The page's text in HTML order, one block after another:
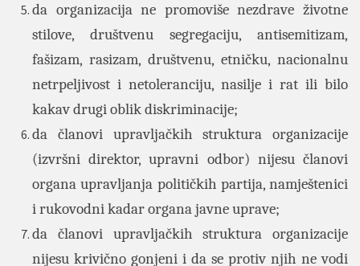
da organizacija ne promoviše nezdrave životne
stilove, društvenu segregaciju, antisemitizam,
fašizam, rasizam, društvenu, etničku, nacionalnu
netrpeljivost i netoleranciju, nasilje i rat ili bilo
kakav drugi oblik diskriminacije;
da članovi upravljačkih struktura organizacije
(izvršni direktor, upravni odbor) nijesu članovi
organa upravljanja političkih partija, namještenici
i rukovodni kadar organa javne uprave;
da članovi upravljačkih struktura organizacije
nijesu krivično gonjeni i da se protiv njih ne vodi